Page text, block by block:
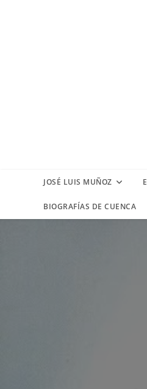
JOSÉ LUIS MUÑOZ
BIOGRAFÍAS DE CUENCA